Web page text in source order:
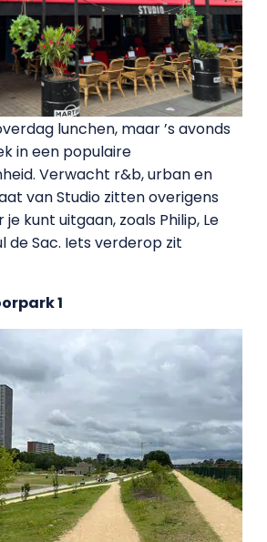
lunchen, maar ’s avonds
in een populaire
Verwacht r&b, urban en
van Studio zitten overigens
kunt uitgaan, zoals Philip, Le
de Sac. Iets verderop zit
1